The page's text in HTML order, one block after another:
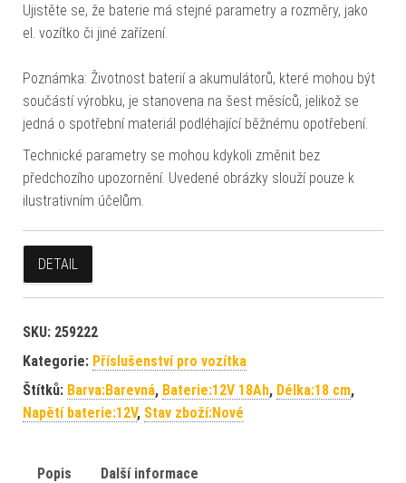
Ujistěte se, že baterie má stejné parametry a rozměry, jako
el. vozítko či jiné zařízení.
Poznámka: Životnost baterií a akumulátorů, které mohou být
součástí výrobku, je stanovena na šest měsíců, jelikož se
jedná o spotřební materiál podléhající běžnému opotřebení.
Technické parametry se mohou kdykoli změnit bez
předchozího upozornění. Uvedené obrázky slouží pouze k
ilustrativním účelům.
DETAIL
SKU: 259222
Kategorie: Příslušenství pro vozítka
Štítků: Barva:Barevná, Baterie:12V 18Ah, Délka:18 cm,
Napětí baterie:12V, Stav zboží:Nové
Popis Další informace